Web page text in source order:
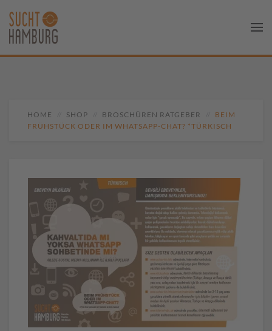
HOME SHOP BROSCHÜREN RATGEBER
BEIM
FRÜHSTÜCK ODER IM WHATSAPP-CHAT? *TÜRKISCH